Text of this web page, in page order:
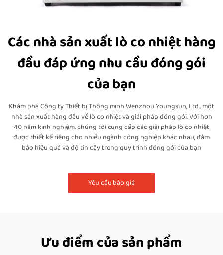
Các nhà sản xuất lò co nhiệt hàng
đầu đáp ứng nhu cầu đóng gói
của bạn
Khám phá Công ty Thiết bị Thông minh Wenzhou Youngsun, Ltd., một
nhà sản xuất hàng đầu về lò co nhiệt và giải pháp đóng gói. Với hơn
40 năm kinh nghiệm, chúng tôi cung cấp các giải pháp lò co nhiệt
được thiết kế riêng cho nhiều ngành công nghiệp khác nhau, đảm
bảo hiệu quả và độ tin cậy trong quy trình đóng gói của bạn
Yêu cầu báo giá
Ưu điểm của sản phẩm